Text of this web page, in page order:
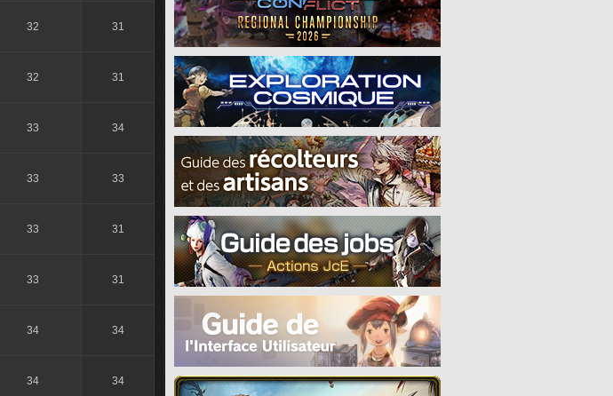
32 31
32 31
33 34
33 33
33 31
33 31
34 34
34 34